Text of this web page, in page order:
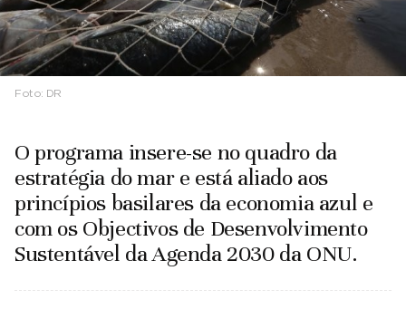
Foto: DR
O programa insere-se no quadro da
estratégia do mar e está aliado aos
princípios basilares da economia azul e
com os Objectivos de Desenvolvimento
Sustentável da Agenda 2030 da ONU.